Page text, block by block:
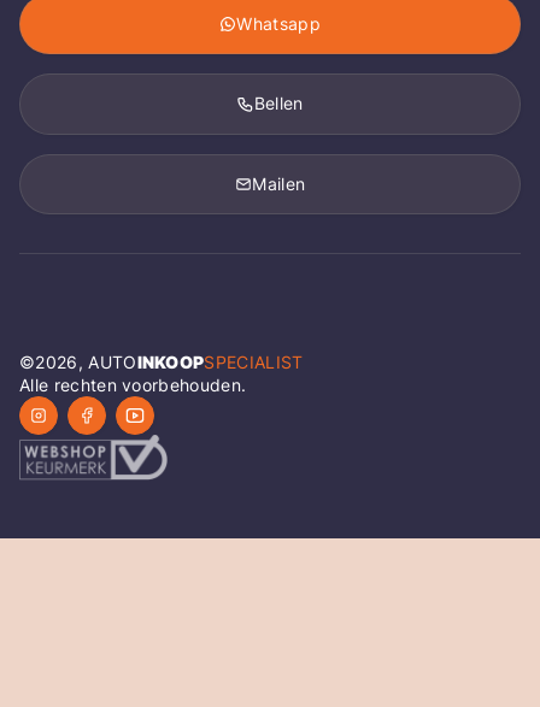
Whatsapp
Bellen
Mailen
©2026, AUTOINKOOPSPECIALIST
Alle rechten voorbehouden.